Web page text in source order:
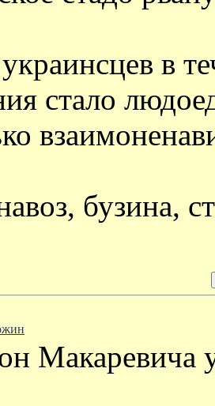
в
стало
бузина,
Макаревича